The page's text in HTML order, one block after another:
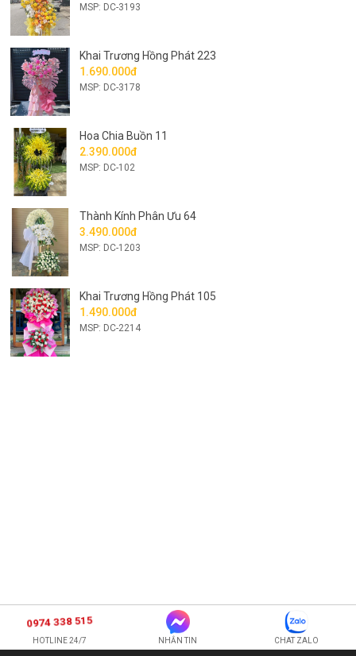
MSP: DC-3193
Khai Trương Hồng Phát 223
1.690.000đ
MSP: DC-3178
Hoa Chia Buồn 11
2.390.000đ
MSP: DC-102
Thành Kính Phân Ưu 64
3.490.000đ
MSP: DC-1203
Khai Trương Hồng Phát 105
1.490.000đ
MSP: DC-2214
0974 338 515
HOTLINE 24/7 NHẮN TIN CHAT ZALO